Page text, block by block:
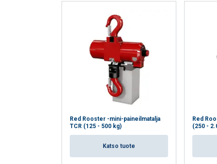
Red Rooster -mini-paineilmatalja
TCR (125 - 500 kg)
Katso tuote
Red
(250 -
NÄYTÄ TIEDOT